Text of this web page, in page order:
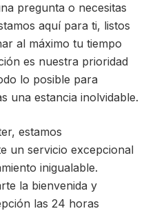
pregunta o necesitas
aquí para ti, listos
al máximo tu tiempo
es nuestra prioridad
lo posible para
una estancia inolvidable.
estamos
un servicio excepcional
inigualable.
la bienvenida y
las 24 horas